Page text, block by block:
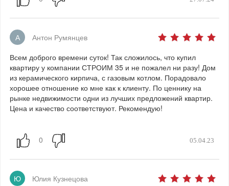
А
Антон Румянцев
Всем доброго времени суток! Так сложилось, что купил
квартиру у компании СТРОИМ 35 и не пожалел ни разу! Дом
из керамического кирпича, с газовым котлом. Порадовало
хорошее отношение ко мне как к клиенту. По ценнику на
рынке недвижимости одни из лучших предложений квартир.
Цена и качество соответствуют. Рекомендую!
05.04.23
Ю
Юлия Кузнецова